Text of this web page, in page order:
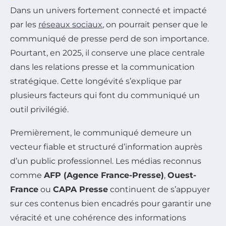
Dans un univers fortement connecté et impacté
par les réseaux sociaux, on pourrait penser que le
communiqué de presse perd de son importance.
Pourtant, en 2025, il conserve une place centrale
dans les relations presse et la communication
stratégique. Cette longévité s’explique par
plusieurs facteurs qui font du communiqué un
outil privilégié.
Premièrement, le communiqué demeure un
vecteur fiable et structuré d’information auprès
d’un public professionnel. Les médias reconnus
comme AFP (Agence France-Presse), Ouest-
France ou CAPA Presse continuent de s’appuyer
sur ces contenus bien encadrés pour garantir une
véracité et une cohérence des informations